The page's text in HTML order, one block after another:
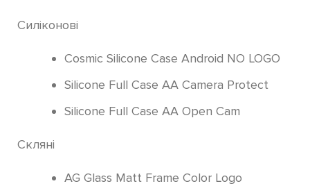
Силіконові
Cosmic Silicone Case Android NO LOGO
Silicone Full Case AA Camera Protect
Silicone Full Case AA Open Cam
Скляні
AG Glass Matt Frame Color Logo